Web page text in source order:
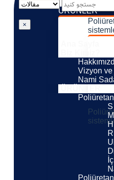
Nami
ÜRÜNLER
×
Vizyon
Nami